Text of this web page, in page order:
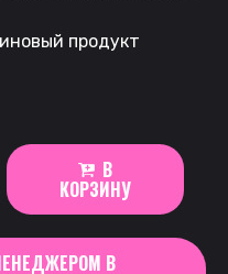
продукт
В
КОРЗИНУ
В